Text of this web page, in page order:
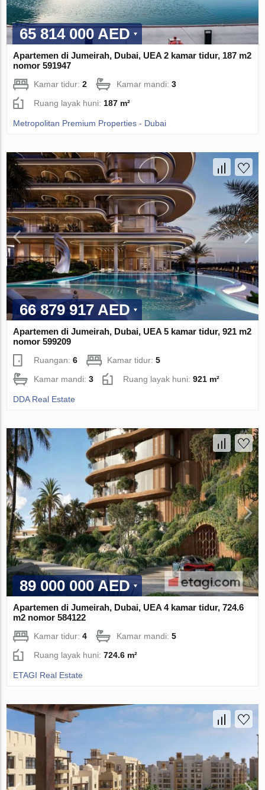
65 814 000 AED
Apartemen di Jumeirah, Dubai, UEA 2 kamar tidur, 187 m2
nomor 591947
Kamar tidur:2 Kamar mandi:3
Ruang layak huni:187 m²
Metropolitan Premium Properties - Dubai
66 879 917 AED
Apartemen di Jumeirah, Dubai, UEA 5 kamar tidur, 921 m2
nomor 599209
Ruangan:6 Kamar tidur:5
Kamar mandi:3 Ruang layak huni:921 m²
DDA Real Estate
89 000 000 AED
Apartemen di Jumeirah, Dubai, UEA 4 kamar tidur, 724.6
m2 nomor 584122
Kamar tidur:4 Kamar mandi:5
Ruang layak huni:724.6 m²
ETAGI Real Estate